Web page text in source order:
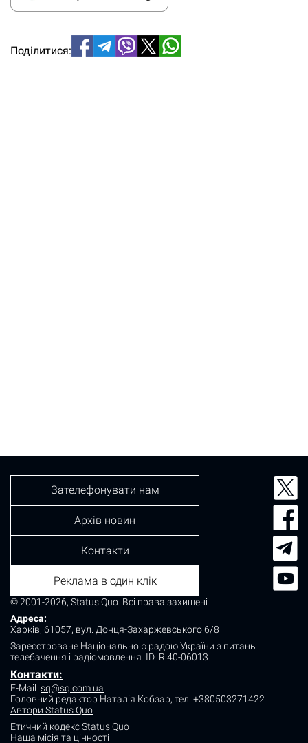
Поділитися:
© 2001-2026, Status Quo. Всі права захищені.
Адреса:
Харків, 61057, вул. Донця-Захаржевського 6/8
Зареєстроване Національною радою України з питань
телебачення і радіомовлення. ID: R 40-06013.
Контакти:
E-Mail: sq@sq.com.ua
Головний редактор Наталія Кобзар, тел. +380503271422
Автори Status Quo
Етичний кодекс Status Quo
Наша місія та цінності
Зателефонувати нам
Архів новин
Контакти
Реклама в один клік